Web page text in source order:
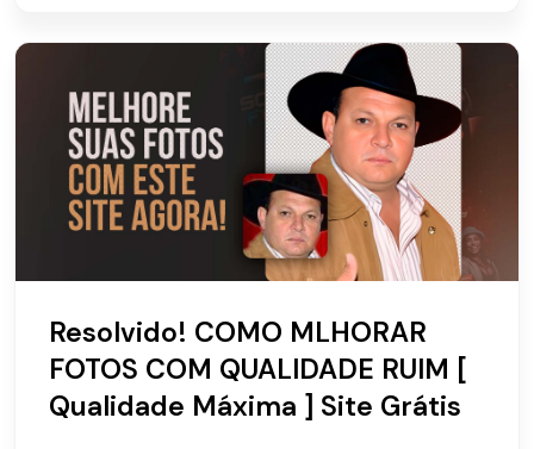
Resolvido! COMO MLHORAR
FOTOS COM QUALIDADE RUIM [
Qualidade Máxima ] Site Grátis